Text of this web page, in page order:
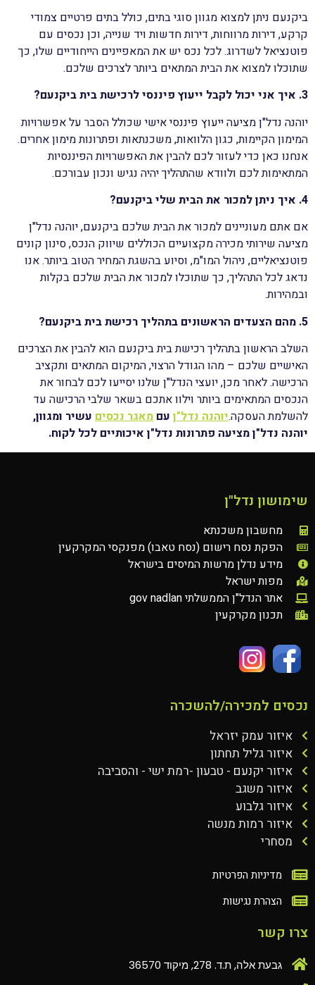
ביקנעם ניתן למצוא מגוון סוגי בתים, כולל בתים פרטיים צמודי
קרקע, דירות מרווחות, דירות חדשות ויד שנייה, וכן נכסים עם
פוטנציאל לשדרוג. לכל נכס יש את המאפיינים הייחודיים שלו, כך
שתוכלו למצוא את הבית המתאים ביותר לצרכים שלכם.
3. איך אני יכול לקבל ייעוץ פיננסי לרכישת בית ביקנעם?
יוהנה נדל"ן מציעה ייעוץ פיננסי אישי שכולל הסבר על אפשרויות
המימון הקיימות, כגון הלוואות, משכנתאות ופתרונות מימון אחרים.
אנחנו כאן כדי לעזור לכם להבין את האפשרויות הפיננסיות
המתאימות לכם ולוודא שהתהליך יהיה נגיש ונכון עבורכם.
4. איך ניתן למכור את הבית שלי ביקנעם?
אם אתם מעוניינים למכור את הבית שלכם ביקנעם, יוהנה נדל"ן
מציעה שירותי מכירה מקצועיים הכוללים שיווק הנכס, סינון קונים
פוטנציאליים, ניהול המו"מ, וסיוע בהשגת המחיר הטוב ביותר. אנו
נדאג לכל התהליך, כך שתוכלו למכור את הבית שלכם בקלות
ובמהירות.
5. מהם הצעדים הראשונים בתהליך רכישת בית ביקנעם?
השלב הראשון בתהליך רכישת בית ביקנעם הוא להבין את הצרכים
האישיים שלכם – מהו הגודל הרצוי, המיקום המתאים ותקציב
הרכישה. לאחר מכן, יועצי הנדל"ן שלנו יסייעו לכם לבחור את
הנכסים המתאימים ביותר וילוו אתכם בשאר שלבי הרכישה עד
להשלמת העסקה.יוהנה נדל"ן עם מאגר נכסים עשיר ומגוון,
יוהנה נדל"ן מציעה פתרונות נדל"ן איכותיים לכל לקוח.
שימושון נדל"ן
מחשבון משכנתא
הפקת נסח רישום (נסח טאבו) מפנקסי המקרקעין
מידע נדלן מרשות המיסים בישראל
מפות ישראל
אתר הנדל"ן הממשלתי gov nadlan
תכנון מקרקעין
נכסים למכירה/להשכרה
איזור עמק יזראל
איזור גליל תחתון
איזור יקנעם - טבעון -רמת ישי - והסביבה
איזור משגב
איזור גלבוע
איזור רמות מנשה
מסחרי
מדיניות הפרטיות
הצהרת נגישות
צרו קשר
גבעת אלה, ת.ד. 278, מיקוד 36570